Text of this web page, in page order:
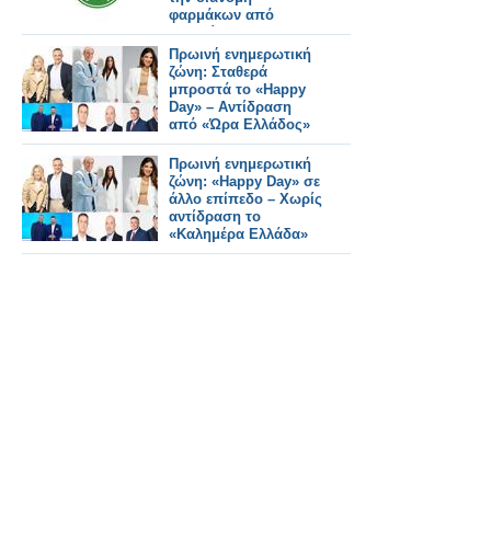
φαρμάκων από
εταιρείες logistics
Πρωινή ενημερωτική
ζώνη: Σταθερά
μπροστά το «Happy
Day» – Αντίδραση
από «Ώρα Ελλάδος»
Πρωινή ενημερωτική
ζώνη: «Happy Day» σε
άλλο επίπεδο – Χωρίς
αντίδραση το
«Καλημέρα Ελλάδα»